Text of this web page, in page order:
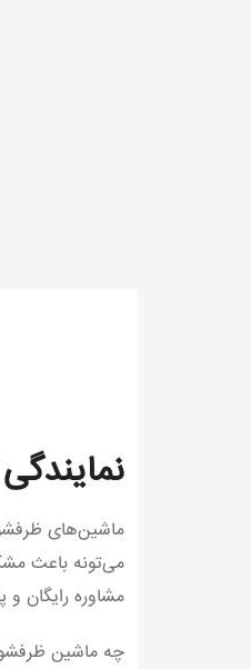
ماشین‌های
می‌تونه باعث
مشاوره رایگان و پشتیبانی
چه ماشین